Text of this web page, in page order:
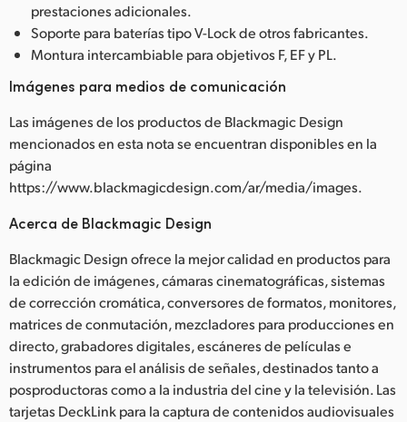
prestaciones adicionales.
Soporte para baterías tipo V-Lock de otros fabricantes.
Montura intercambiable para objetivos F, EF y PL.
Imágenes para medios de comunicación
Las imágenes de los productos de Blackmagic Design
mencionados en esta nota se encuentran disponibles en la
página
https://www.blackmagicdesign.com/ar/media/images.
Acerca de Blackmagic Design
Blackmagic Design ofrece la mejor calidad en productos para
la edición de imágenes, cámaras cinematográficas, sistemas
de corrección cromática, conversores de formatos, monitores,
matrices de conmutación, mezcladores para producciones en
directo, grabadores digitales, escáneres de películas e
instrumentos para el análisis de señales, destinados tanto a
posproductoras como a la industria del cine y la televisión. Las
tarjetas DeckLink para la captura de contenidos audiovisuales